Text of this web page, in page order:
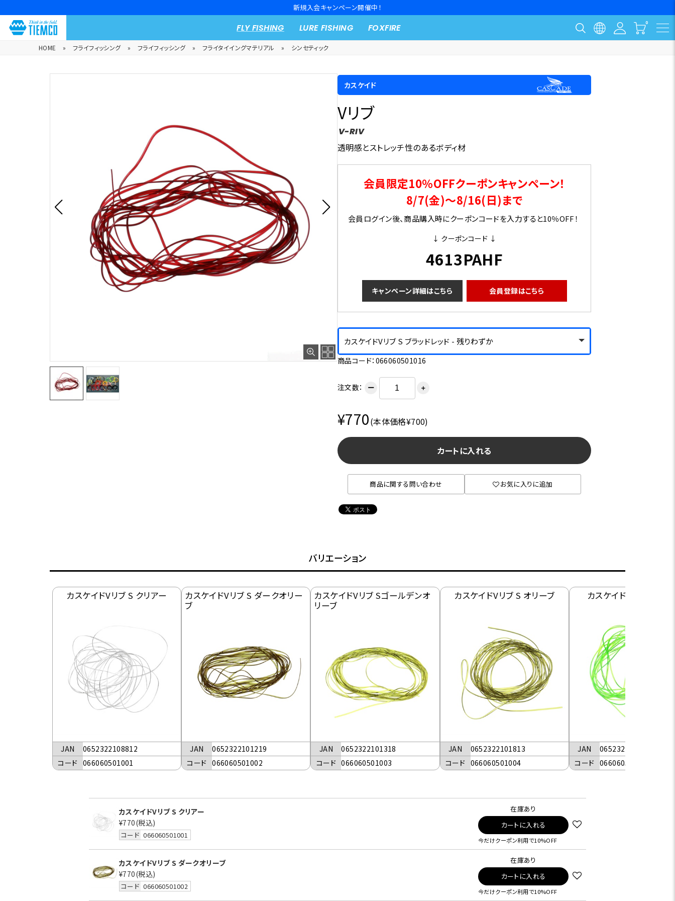
新規入会キャンペーン開催中！
FLY FISHING LURE FISHING FOXFIRE
HOME » フライフィッシング » フライフィッシング » フライタイイングマテリアル » シンセティック
カスケイド
Vリブ
V-RIV
透明感とストレッチ性のあるボディ材
会員限定10％OFFクーポンキャンペーン！
8/7(金)～8/16(日)まで
会員ログイン後、商品購入時にクーポンコードを入力すると10％OFF！
↓ クーポンコード ↓
4613PAHF
キャンペーン詳細はこちら 会員登録はこちら
カスケイドVリブ S ブラッドレッド - 残りわずか
商品コード：066060501016
注文数： ー ＋
¥770(本体価格¥700)
カートに入れる
商品に関する問い合わせ お気に入りに追加
バリエーション
カスケイドVリブ S クリアー
JAN
0652322108812
コード 066060501001
カスケイドVリブ S ダークオリー
ブ
JAN
0652322101219
コード 066060501002
カスケイドVリブ Sゴールデンオ
リーブ
JAN
0652322101318
コード 066060501003
カスケイドVリブ S オリーブ
JAN
0652322101813
コード 066060501004
カスケイドVリブ S ライ
JAN
0652322101714
コード 066060501006
カスケイドVリブ S クリアー
¥770(税込)
コード 066060501001
在庫あり
カートに入れる
今だけクーポン利用で10%OFF
カスケイドVリブ S ダークオリーブ
¥770(税込)
コード 066060501002
在庫あり
カートに入れる
今だけクーポン利用で10%OFF